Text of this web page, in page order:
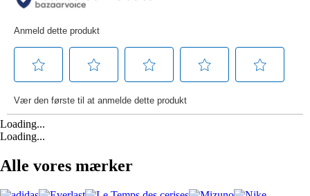
Loading...
Loading...
Alle vores mærker